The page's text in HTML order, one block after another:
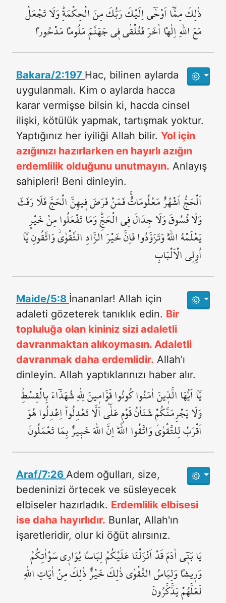
ذٰلِكَ مِمَّٓا اَوْحٰٓى اِلَيْكَ رَبُّكَ مِنَ الْحِكْمَةِۜ وَلَا تَجْعَلْ
مَعَ اللّٰهِ اِلٰهاً اٰخَرَ فَتُلْقٰى ف۪ي جَهَنَّمَ مَلُوماً مَدْحُوراً
Bakara/2:197 Hac, bilinen aylarda
uygulanmalı. Kim o aylarda hacca
karar vermişse bilsin ki, hacda cinsel
ilişki, kötülük yapmak, tartışmak yoktur.
Yaptığınız her iyiliği Allah bilir. Yol için
azığınızı hazırlarken en hayırlı azığın
erdemlilik olduğunu unutmayın. Anlayış
sahipleri! Beni dinleyin.
اَلْحَجُّ اَشْهُرٌ مَعْلُومَاتٌۚ فَمَنْ فَرَضَ ف۪يهِنَّ الْحَجَّ فَلَا رَفَثَ
وَلَا فُسُوقَ وَلَا جِدَالَ فِي الْحَجِّۜ وَمَا تَفْعَلُوا مِنْ خَيْرٍ
يَعْلَمْهُ اللّٰهُۜ وَتَزَوَّدُوا فَاِنَّ خَيْرَ الزَّادِ التَّقْوٰىۘ وَاتَّقُونِ يَٓا
اُو۬لِي الْاَلْبَابِ
Maide/5:8 İnananlar! Allah için
adaleti gözeterek tanıklık edin. Bir
topluluğa olan kininiz sizi adaletli
davranmaktan alıkoymasın. Adaletli
davranmak daha erdemlidir. Allah'ı
dinleyin. Allah yaptıklarınızı haber alır.
يَٓا اَيُّهَا الَّذ۪ينَ اٰمَنُوا كُونُوا قَوَّام۪ينَ لِلّٰهِ شُهَدَٓاءَ بِالْقِسْطِۘ
وَلَا يَجْرِمَنَّكُمْ شَنَاٰنُ قَوْمٍ عَلٰٓى اَلَّا تَعْدِلُواۜ اِعْدِلُوا۠ هُوَ
اَقْرَبُ لِلتَّقْوٰىۘ وَاتَّقُوا اللّٰهَۜ اِنَّ اللّٰهَ خَب۪يرٌ بِمَا تَعْمَلُونَ
Araf/7:26 Adem oğulları, size,
bedeninizi örtecek ve süsleyecek
elbiseler hazırladık. Erdemlilik elbisesi
ise daha hayırlıdır. Bunlar, Allah'ın
işaretleridir, olur ki öğüt alırsınız.
يَا بَن۪ٓي اٰدَمَ قَدْ اَنْزَلْنَا عَلَيْكُمْ لِبَاساً يُوَار۪ي سَوْاٰتِكُمْ
وَر۪يشاً۠ وَلِبَاسُ التَّقْوٰى ذٰلِكَ خَيْرٌۜ ذٰلِكَ مِنْ اٰيَاتِ اللّٰهِ
لَعَلَّهُمْ يَذَّكَّرُونَ